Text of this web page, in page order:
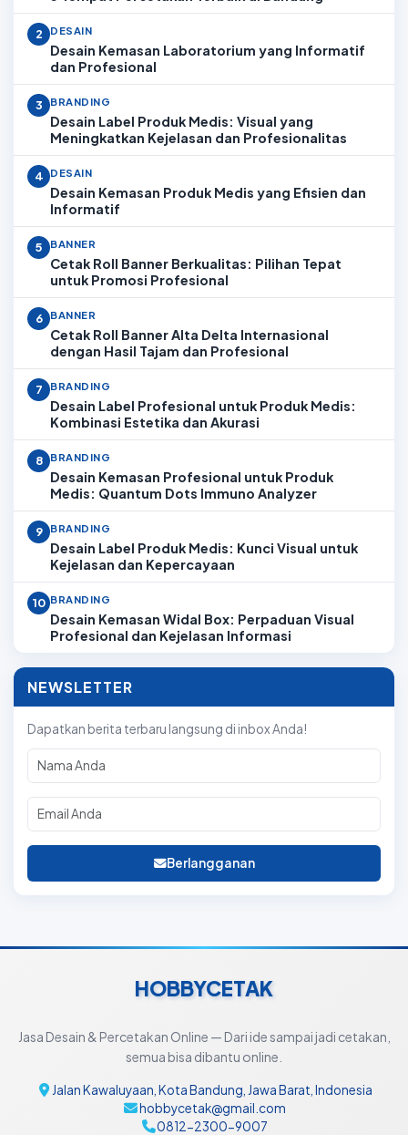
2 DESAIN
Desain Kemasan Laboratorium yang Informatif
dan Profesional
3 BRANDING
Desain Label Produk Medis: Visual yang
Meningkatkan Kejelasan dan Profesionalitas
4 DESAIN
Desain Kemasan Produk Medis yang Efisien dan
Informatif
5 BANNER
Cetak Roll Banner Berkualitas: Pilihan Tepat
untuk Promosi Profesional
6 BANNER
Cetak Roll Banner Alta Delta Internasional
dengan Hasil Tajam dan Profesional
7 BRANDING
Desain Label Profesional untuk Produk Medis:
Kombinasi Estetika dan Akurasi
8 BRANDING
Desain Kemasan Profesional untuk Produk
Medis: Quantum Dots Immuno Analyzer
9 BRANDING
Desain Label Produk Medis: Kunci Visual untuk
Kejelasan dan Kepercayaan
10 BRANDING
Desain Kemasan Widal Box: Perpaduan Visual
Profesional dan Kejelasan Informasi
NEWSLETTER
Dapatkan berita terbaru langsung di inbox Anda!
Berlangganan
HOBBYCETAK
Jasa Desain & Percetakan Online — Dari ide sampai jadi cetakan,
semua bisa dibantu online.
Jalan Kawaluyaan, Kota Bandung, Jawa Barat, Indonesia
hobbycetak@gmail.com
0812-2300-9007